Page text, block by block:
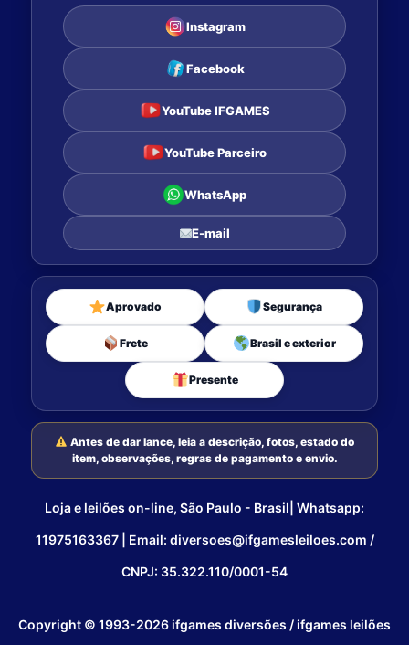
Instagram
Facebook
YouTube IFGAMES
YouTube Parceiro
WhatsApp
E-mail
Aprovado Segurança
Frete Brasil e exterior
Presente
Antes de dar lance, leia a descrição, fotos, estado do
item, observações, regras de pagamento e envio.
Loja e leilões on-line, São Paulo - Brasil| Whatsapp:
11975163367 | Email: diversoes@ifgamesleiloes.com /
CNPJ: 35.322.110/0001-54
Copyright © 1993-2026 ifgames diversões / ifgames leilões